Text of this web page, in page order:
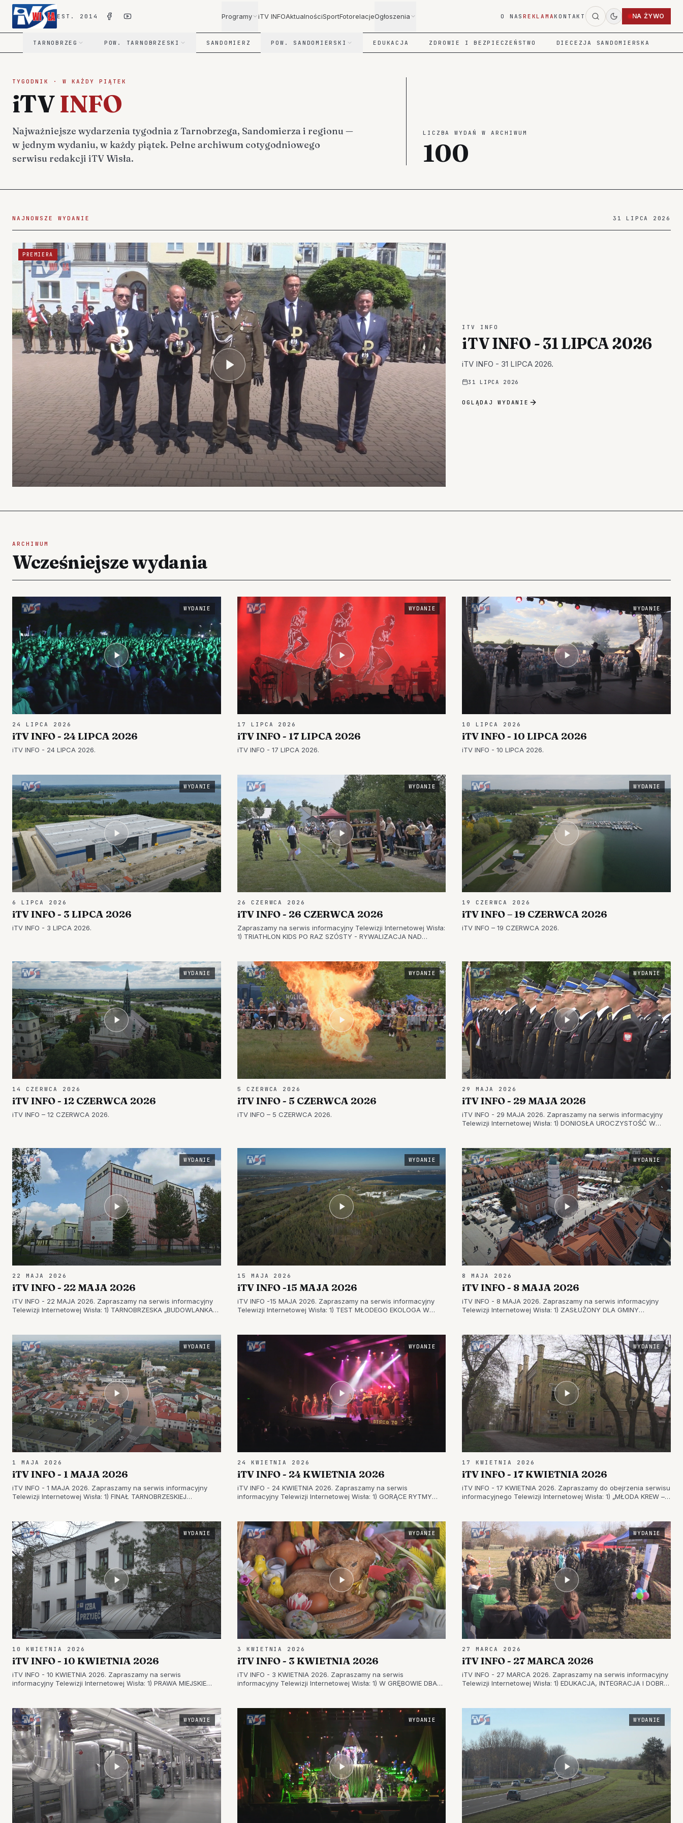
EST. 2014 Programy iTV INFOAktualnościSportFotorelacjeOgłoszenia O NASREKLAMAKONTAKT NA ŻYWO
TARNOBRZEG POW. TARNOBRZESKI SANDOMIERZ POW. SANDOMIERSKI EDUKACJA ZDROWIE I BEZPIECZEŃSTWO DIECEZJA SANDOMIERSKA
TYGODNIK · W KAŻDY PIĄTEK
iTVINFO
Najważniejsze wydarzenia tygodnia z Tarnobrzega, Sandomierza i regionu —
w jednym wydaniu, w każdy piątek. Pełne archiwum cotygodniowego
serwisu redakcji iTV Wisła.
LICZBA WYDAŃ W ARCHIWUM
100
NAJNOWSZE WYDANIE 31 LIPCA 2026
PREMIERA
ITV INFO
iTV INFO - 31 LIPCA 2026
iTV INFO - 31 LIPCA 2026.
31 LIPCA 2026
OGLĄDAJ WYDANIE
ARCHIWUM
Wcześniejsze wydania
WYDANIE
24 LIPCA 2026
iTV INFO - 24 LIPCA 2026
iTV INFO - 24 LIPCA 2026.
WYDANIE
17 LIPCA 2026
iTV INFO - 17 LIPCA 2026
iTV INFO - 17 LIPCA 2026.
WYDANIE
10 LIPCA 2026
iTV INFO - 10 LIPCA 2026
iTV INFO - 10 LIPCA 2026.
WYDANIE
6 LIPCA 2026
iTV INFO - 3 LIPCA 2026
iTV INFO - 3 LIPCA 2026.
WYDANIE
26 CZERWCA 2026
iTV INFO - 26 CZERWCA 2026
Zapraszamy na serwis informacyjny Telewizji Internetowej Wisła:
1) TRIATHLON KIDS PO RAZ SZÓSTY - RYWALIZACJA NAD
WYDANIE
19 CZERWCA 2026
iTV INFO – 19 CZERWCA 2026
iTV INFO – 19 CZERWCA 2026.
WYDANIE
14 CZERWCA 2026
iTV INFO - 12 CZERWCA 2026
iTV INFO – 12 CZERWCA 2026.
WYDANIE
5 CZERWCA 2026
iTV INFO - 5 CZERWCA 2026
iTV INFO – 5 CZERWCA 2026.
WYDANIE
29 MAJA 2026
iTV INFO - 29 MAJA 2026
iTV INFO - 29 MAJA 2026. Zapraszamy na serwis informacyjny
Telewizji Internetowej Wisła: 1) DONIOSŁA UROCZYSTOŚĆ W
UROCZYSTY DZIEŃ STRAŻAKA…
WYDANIE
22 MAJA 2026
iTV INFO - 22 MAJA 2026
iTV INFO - 22 MAJA 2026. Zapraszamy na serwis informacyjny
Telewizji Internetowej Wisła: 1) TARNOBRZESKA „BUDOWLANKA”
KOLEJNY ROK BEZ KREDYTÓW I Z…
WYDANIE
15 MAJA 2026
iTV INFO -15 MAJA 2026
iTV INFO -15 MAJA 2026. Zapraszamy na serwis informacyjny
Telewizji Internetowej Wisła: 1) TEST MŁODEGO EKOLOGA W
EFEKTOWNE POWITANIE NOWEGO SAMOCHO…
WYDANIE
8 MAJA 2026
iTV INFO - 8 MAJA 2026
iTV INFO - 8 MAJA 2026. Zapraszamy na serwis informacyjny
Telewizji Internetowej Wisła: 1) ZASŁUŻONY DLA GMINY
TRZEŚŃ UPAMIĘTNIONO BOHATERÓW 3) NAROD…
WYDANIE
1 MAJA 2026
iTV INFO - 1 MAJA 2026
iTV INFO - 1 MAJA 2026. Zapraszamy na serwis informacyjny
Telewizji Internetowej Wisła: 1) FINAŁ TARNOBRZESKIEJ
SCENIE WOZOWNI – OGROMNE…
WYDANIE
24 KWIETNIA 2026
iTV INFO - 24 KWIETNIA 2026
iTV INFO - 24 KWIETNIA 2026. Zapraszamy na serwis
informacyjny Telewizji Internetowej Wisła: 1) GORĄCE RYTMY
TARNOBRZEGU – EDUKACJA W ZAKRESIE BEZ…
WYDANIE
17 KWIETNIA 2026
iTV INFO - 17 KWIETNIA 2026
iTV INFO - 17 KWIETNIA 2026. Zapraszamy do obejrzenia serwisu
informacyjnego Telewizji Internetowej Wisła: 1) „MŁODA KREW –
TARNOBRZEGU – UCZNIOWI…
WYDANIE
10 KWIETNIA 2026
iTV INFO - 10 KWIETNIA 2026
iTV INFO - 10 KWIETNIA 2026. Zapraszamy na serwis
informacyjny Telewizji Internetowej Wisła: 1) PRAWA MIEJSKIE
POWIATOWEGO – PORODÓWKA W NOWEJ…
WYDANIE
3 KWIETNIA 2026
iTV INFO - 3 KWIETNIA 2026
iTV INFO - 3 KWIETNIA 2026. Zapraszamy na serwis
informacyjny Telewizji Internetowej Wisła: 1) W GRĘBOWIE DBAJĄ
PAŃSKIEJ W TARNOBRZEGU 3)…
WYDANIE
27 MARCA 2026
iTV INFO - 27 MARCA 2026
iTV INFO - 27 MARCA 2026. Zapraszamy na serwis informacyjny
Telewizji Internetowej Wisła: 1) EDUKACJA, INTEGRACJA I DOBRA
ZAWODÓW PO RAZ TRZE…
WYDANIE WYDANIE WYDANIE